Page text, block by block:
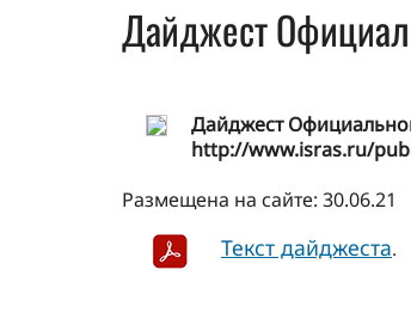
Дайджест
Дайджест
http://www.isras.ru/
Размещена на сайте: 30.06.21
Текст дайджеста.